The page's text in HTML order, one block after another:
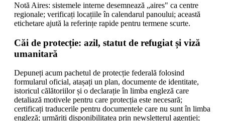
Notă Aires: sistemele interne desemnează „aires" ca centre
regionale; verificați locațiile în calendarul panoului; această
etichetare ajută la referințe rapide pentru termene scurte.
Căi de protecție: azil, statut de refugiat și viză
umanitară
Depuneți acum pachetul de protecție federală folosind
formularul oficial, atașați un plan, documente de identitate,
istoricul călătoriilor și o declarație în limba engleză care
detaliază motivele pentru care protecția este necesară;
certificați traducerile pentru documentele care nu sunt în limba
engleză; urmăriți disponibilitatea prin newsletterul agenției;